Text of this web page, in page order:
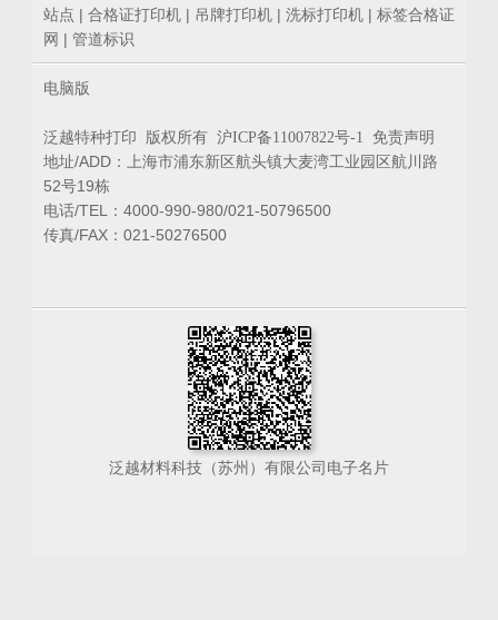
站点 | 合格证打印机 | 吊牌打印机 | 洗标打印机 | 标签合格证
网 | 管道标识
电脑版
泛越特种打印 版权所有 沪ICP备11007822号-1
免责声明
地址/ADD：上海市浦东新区航头镇大麦湾工业园区航川路
52号19栋
电话/TEL：4000-990-980/021-50796500
传真/FAX：021-50276500
泛越材料科技（苏州）有限公司电子名片